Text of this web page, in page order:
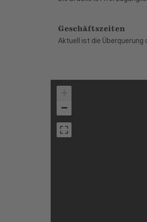
Geschäftszeiten
Aktuell ist die Überquerung
−